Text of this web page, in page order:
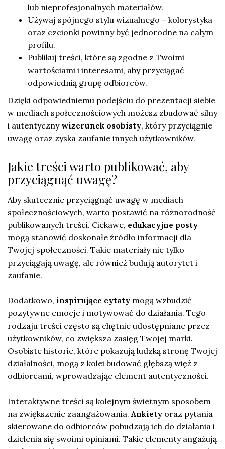
lub nieprofesjonalnych materiałów.
Używaj spójnego stylu wizualnego – kolorystyka
oraz czcionki powinny być jednorodne na całym
profilu.
Publikuj treści, które są zgodne z Twoimi
wartościami i interesami, aby przyciągać
odpowiednią grupę odbiorców.
Dzięki odpowiedniemu podejściu do prezentacji siebie
w mediach społecznościowych możesz zbudować silny
i autentyczny wizerunek osobisty, który przyciągnie
uwagę oraz zyska zaufanie innych użytkowników.
Jakie treści warto publikować, aby
przyciągnąć uwagę?
Aby skutecznie przyciągnąć uwagę w mediach
społecznościowych, warto postawić na różnorodność
publikowanych treści. Ciekawe, edukacyjne posty
mogą stanowić doskonałe źródło informacji dla
Twojej społeczności. Takie materiały nie tylko
przyciągają uwagę, ale również budują autorytet i
zaufanie.
Dodatkowo, inspirujące cytaty mogą wzbudzić
pozytywne emocje i motywować do działania. Tego
rodzaju treści często są chętnie udostępniane przez
użytkowników, co zwiększa zasięg Twojej marki.
Osobiste historie, które pokazują ludzką stronę Twojej
działalności, mogą z kolei budować głębszą więź z
odbiorcami, wprowadzając element autentyczności.
Interaktywne treści są kolejnym świetnym sposobem
na zwiększenie zaangażowania. Ankiety oraz pytania
skierowane do odbiorców pobudzają ich do działania i
dzielenia się swoimi opiniami. Takie elementy angażują